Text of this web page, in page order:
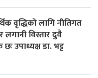
वृद्धिको लागि नीतिगत
लगानी विस्तार दुवै
उपाध्यक्ष डा. भट्ट